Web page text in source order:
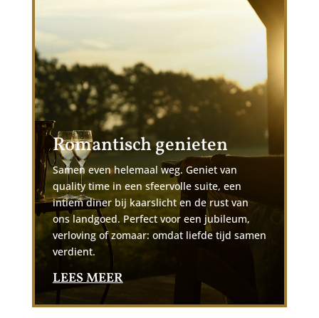
Romantisch genieten
Samen even helemaal weg. Geniet van
quality time in een sfeervolle suite, een
intiem diner bij kaarslicht en de rust van
ons landgoed. Perfect voor een jubileum,
verloving of zomaar: omdat liefde tijd samen
verdient.
LEES MEER